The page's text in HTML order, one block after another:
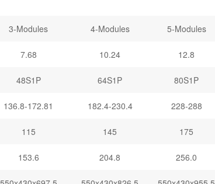
3-Modules 4-Modules 5-Modules
7.68 10.24 12.8
48S1P 64S1P 80S1P
136.8-172.81 182.4-230.4 228-288
115 145 175
153.6 204.8 256.0